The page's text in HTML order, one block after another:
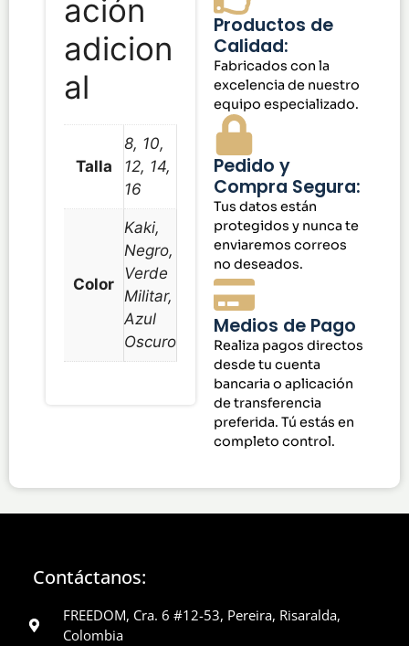
ación
adicion
al
Talla
8, 10,
12, 14,
16
Color
Kaki,
Negro,
Verde
Militar,
Azul
Oscuro
Productos de
Calidad:
Fabricados con la
excelencia de nuestro
equipo especializado.
Pedido y
Compra Segura:
Tus datos están
protegidos y nunca te
enviaremos correos
no deseados.
Medios de Pago
Realiza pagos directos
desde tu cuenta
bancaria o aplicación
de transferencia
preferida. Tú estás en
completo control.
Contáctanos:
FREEDOM, Cra. 6 #12-53, Pereira, Risaralda,
Colombia